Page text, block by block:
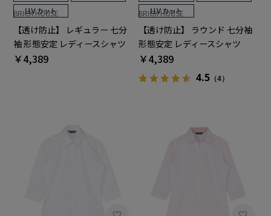
BRICK HOUSE
【透け防止】 レギュラー 七分
袖 形態安定 レディースシャツ
￥4,389
BRICK HOUSE
【透け防止】 ラウンド 七分袖
形態安定 レディースシャツ
￥4,389
4.5 （4）